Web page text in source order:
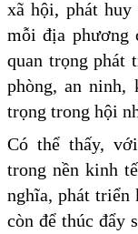
xã hội, phát
mỗi địa phương
quan trọng phát
phòng, an ninh,
trọng trong hội
Có thể thấy,
trong nền kinh
nghĩa, phát triển
còn để thúc đẩy